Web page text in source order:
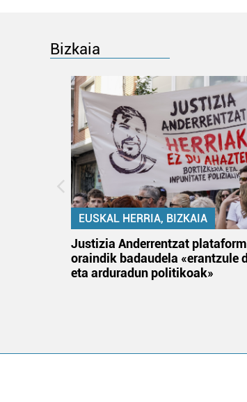
Bizkaia
EUSKAL HERRIA, BIZKAIA
Justizia Anderrentzat
oraindik badaudela «erantzule
eta arduradun politikoak»